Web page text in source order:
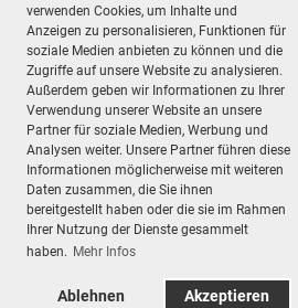
verwenden Cookies, um Inhalte und
Anzeigen zu personalisieren, Funktionen für
soziale Medien anbieten zu können und die
Zugriffe auf unsere Website zu analysieren.
Außerdem geben wir Informationen zu Ihrer
Verwendung unserer Website an unsere
Partner für soziale Medien, Werbung und
Analysen weiter. Unsere Partner führen diese
Informationen möglicherweise mit weiteren
Daten zusammen, die Sie ihnen
bereitgestellt haben oder die sie im Rahmen
Ihrer Nutzung der Dienste gesammelt
haben. Mehr Infos
Ablehnen Akzeptieren